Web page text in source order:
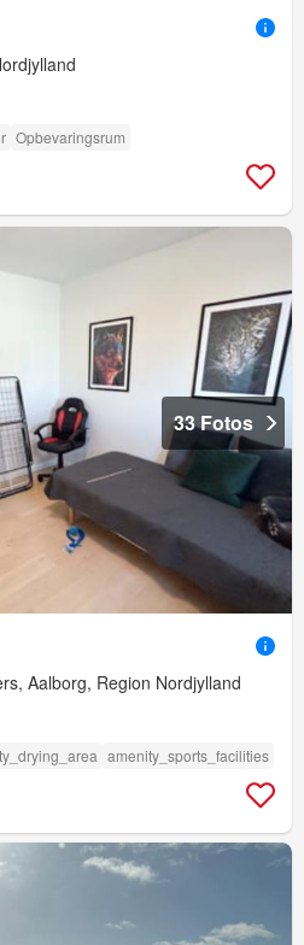
Opbevaringsrum
33 Fotos
Aalborg, Region Nordjylland
amenity_sports_facilities